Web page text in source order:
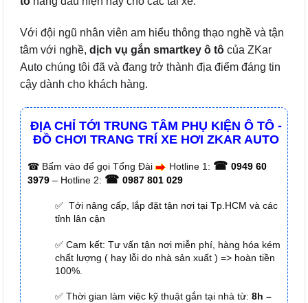
Với đội ngũ nhân viên am hiểu thông thạo nghề và tận
tâm với nghề, dịch vụ gắn smartkey ô tô của ZKar
Auto chúng tôi đã và đang trở thành địa điểm đáng tin
cậy dành cho khách hàng.
ĐỊA CHỈ TỚI TRUNG TÂM PHỤ KIỆN Ô TÔ -
ĐỒ CHƠI TRANG TRÍ XE HƠI ZKAR AUTO
☎ Bấm vào để gọi Tổng Đài Hotline 1: ☎ 0949 60
3979 – Hotline 2: ☎ 0987 801 029
✅ Tới nâng cấp, lắp đặt tận nơi tại Tp.HCM và các
tỉnh lân cận
✅ Cam kết: Tư vấn tận nơi miễn phí, hàng hóa kém
chất lượng ( hay lỗi do nhà sản xuất ) => hoàn tiền
100%.
✅ Thời gian làm việc kỹ thuật gắn tại nhà từ: 8h –